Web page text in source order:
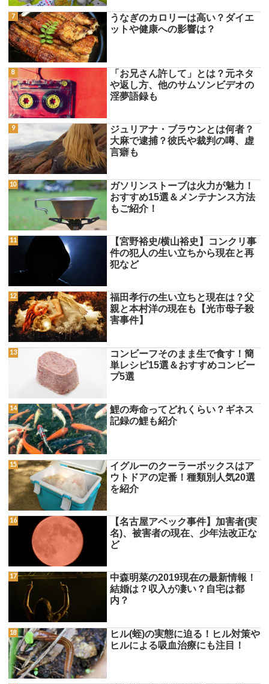
うなぎのカロリーは高い？ダイエ
ットや健康への影響は？
「お兄さん許して」とは？元ネタ
や返し方、他のサムソンビデオの
淫夢語録も
ジュリアナ・ブラウンとは何者？
大麻で逮捕？彼氏や裁判の噂、虚
言癖も
ガソリンストーブは火力が魅力！
おすすめ15選＆メンテナンス方法
もご紹介！
【宮野裕史/横山裕史】コンクリ事
件の犯人の生い立ちから現在と再
犯など
福田孝行の生い立ちと現在は？父
親と本村洋の現在も【光市母子殺
害事件】
コンビーフそのまま生で食す！簡
単レシピ15選＆おすすめコンビー
プ5選
鯉の寿命ってどれくらい？ギネス
記録の鯉も紹介
イグルーのクーラーボックスはア
ウトドアの定番！種類別人気20選
を紹介
【名古屋アベック事件】加害者(実
名)、被害者の現在、少年法改正な
ど
中森明菜の2019現在の最新情報！
結婚は？収入が凄い？自宅は都
内？
ヒル(蛭)の実態に迫る！ヒル対策や
ヒルによる吸血治療にも注目！